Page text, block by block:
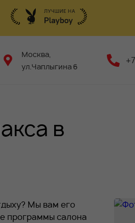
Москва,
ул.Чаплыгина 6
в
Мы вам его
программы салона